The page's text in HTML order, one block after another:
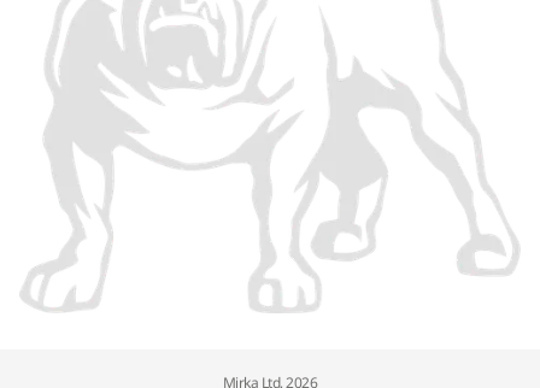
Mirka Ltd, 2026